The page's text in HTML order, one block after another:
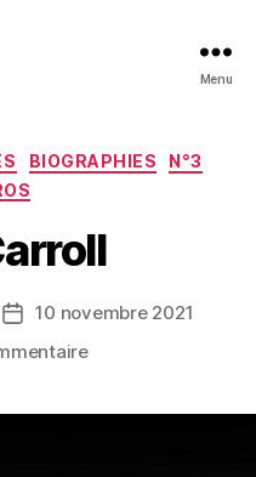
Menu
BIOGRAPHIES
N°3
Date10 novembre 2021
sur